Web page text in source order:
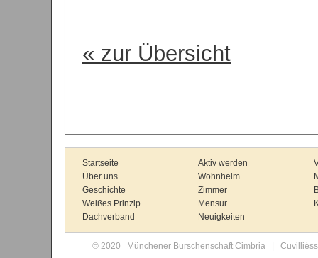
« zur Übersicht
Startseite
Über uns
Geschichte
Weißes Prinzip
Dachverband
Aktiv werden
Wohnheim
Zimmer
Mensur
Neuigkeiten
© 2020 Münchener Burschenschaft Cimbria |